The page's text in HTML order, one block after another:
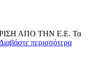
ΑΠΟ ΤΗΝ Ε.Ε. Τα
Διαβάστε περισσότερα